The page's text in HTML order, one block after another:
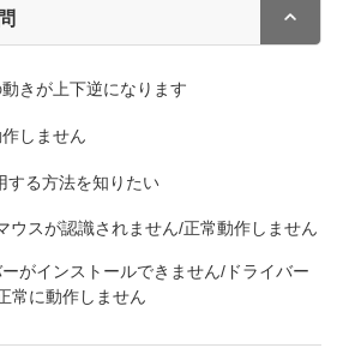
きが上下逆になります
しません
する方法を知りたい
ウスが認識されません/正常動作しません
がインストールできません/ドライバー
常に動作しません